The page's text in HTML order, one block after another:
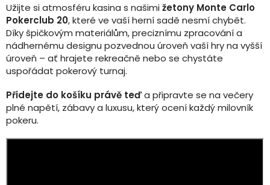
Užijte si atmosféru kasina s našimižetony Monte Carlo
Pokerclub 20, které ve vaší herní sadě nesmí chybět.
Díky špičkovým materiálům, preciznímu zpracování a
nádhernému designu pozvednou úroveň vaší hry na vyšší
úroveň – ať hrajete rekreačně nebo se chystáte
uspořádat pokerový turnaj.
Přidejte do košíku právě teďa připravte se na večery
plné napětí, zábavy a luxusu, který ocení každý milovník
pokeru.